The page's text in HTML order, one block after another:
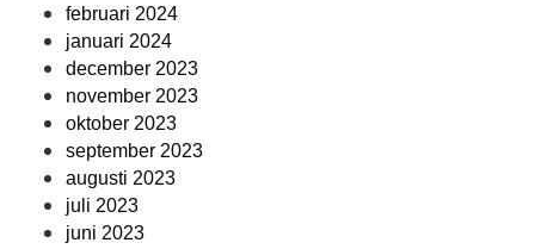
februari 2024
januari 2024
december 2023
november 2023
oktober 2023
september 2023
augusti 2023
juli 2023
juni 2023